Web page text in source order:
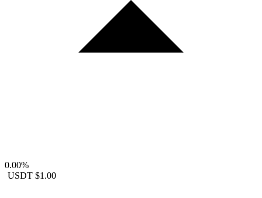
0.00%
USDT $1.00